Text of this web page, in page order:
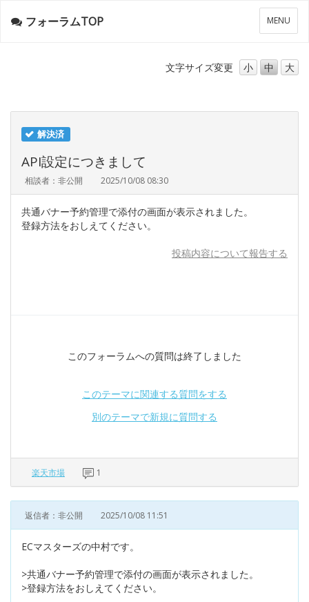
メ
ニ
ー
MENU
フォーラムTOP
文字サイズ変更 小 中 大
解決済
API設定につきまして
相談者：非公開 2025/10/08 08:30
共通バナー予約管理で添付の画面が表示されました。
登録方法をおしえてください。
投稿内容について報告する
このフォーラムへの質問は終了しました
このテーマに関連する質問をする
別のテーマで新規に質問する
楽天市場 1
返信者：非公開 2025/10/08 11:51
ECマスターズの中村です。
>共通バナー予約管理で添付の画面が表示されました。
>登録方法をおしえてください。